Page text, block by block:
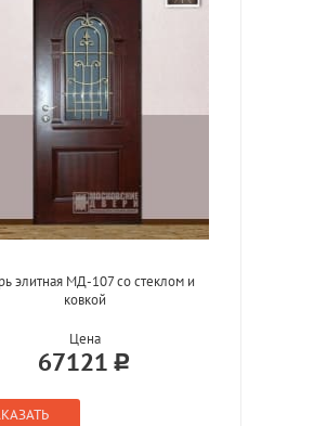
элитная МД-107 со стеклом и
ковкой
Цена
67121